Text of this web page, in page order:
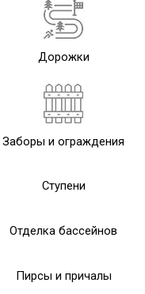
Дорожки
Заборы и ограждения
Ступени
Отделка бассейнов
Пирсы и причалы